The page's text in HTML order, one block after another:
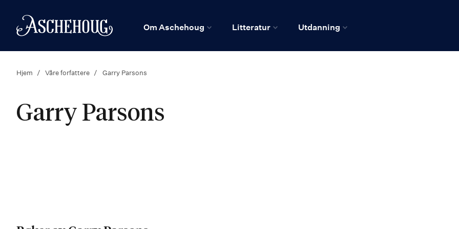
Hjem
Om Aschehoug Litteratur Utdanning
Hjem Våre forfattere Garry Parsons
Garry Parsons